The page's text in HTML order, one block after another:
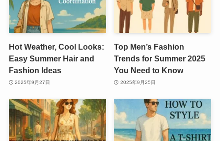
Hot Weather, Cool Looks:
Easy Summer Hair and
Fashion Ideas
2025年9月27日
Top Men’s Fashion
Trends for Summer 2025
You Need to Know
2025年9月25日